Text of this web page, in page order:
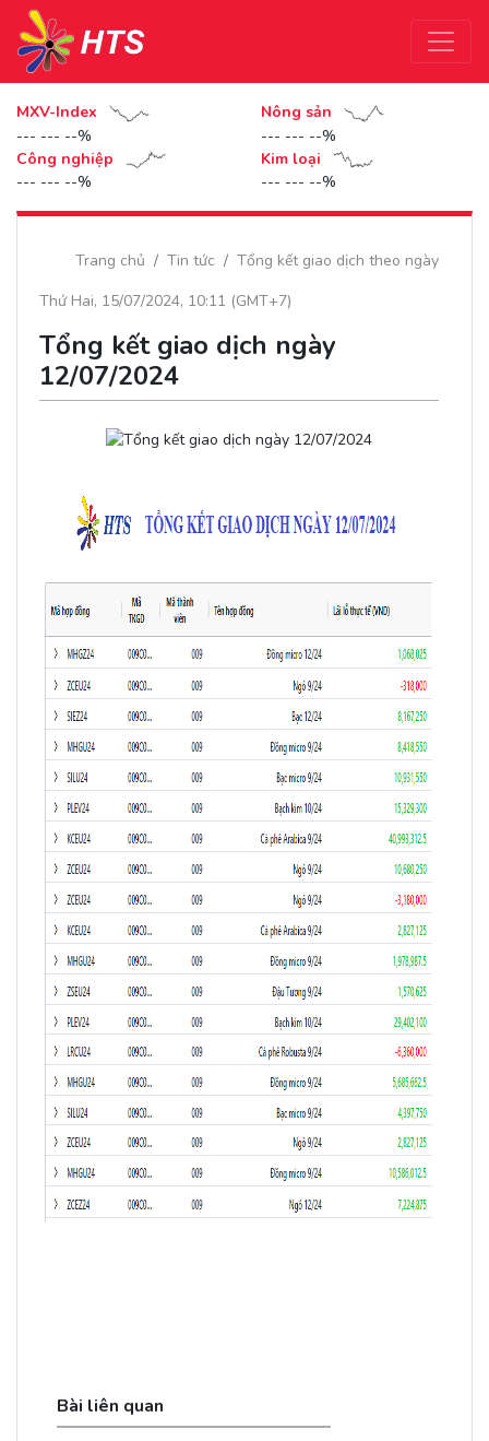
MXV-Index
--- --- --%
Nông sản
--- --- --%
Công nghiệp
--- --- --%
Kim loại
--- --- --%
Trang chủ Tin tức
Tổng kết giao dịch theo ngày
Thứ Hai, 15/07/2024, 10:11 (GMT+7)
Tổng kết giao dịch ngày
12/07/2024
Bài liên quan